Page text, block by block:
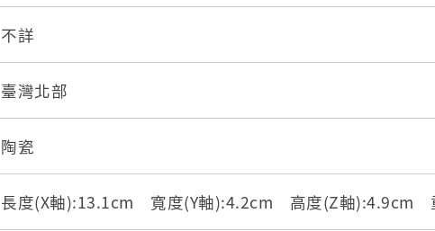
不詳
臺灣北部
陶瓷
長度(X軸):13.1cm 寬度(Y軸):4.2cm 高度(Z軸):4.9cm